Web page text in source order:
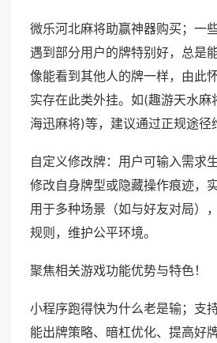
微乐河北麻将助赢神器购买；一
遇到部分用户的牌特别好，总是
像能看到其他人的牌一样，由此
实存在此类外挂。如(趣游天水麻
海迅麻将)等，建议通过正规途径
自定义修改牌：用户可输入需求
修改自身牌型或隐藏操作痕迹，
用于多种场景（如与好友对局）
规则，维护公平环境。
聚焦相关游戏功能优势与特色！
小程序跑得快为什么老是输；支
能出牌策略、暗杠优化、提高好